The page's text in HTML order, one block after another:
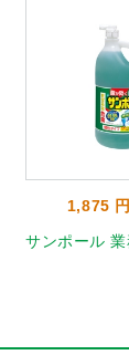
1,875
サンポール 業